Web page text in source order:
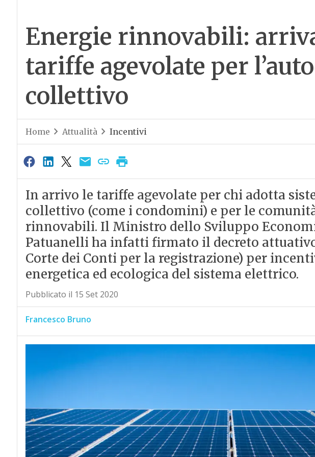
Energie rinnovabili:
tariffe agevolate per
collettivo
Home Attualità Incentivi
In arrivo le tariffe agevolate per chi adotta
collettivo (come i condomini) e per le
rinnovabili. Il Ministro dello Sviluppo
Patuanelli ha infatti firmato il decreto
Corte dei Conti per la registrazione) per
energetica ed ecologica del sistema elettrico.
Pubblicato il 15 Set 2020
Francesco Bruno